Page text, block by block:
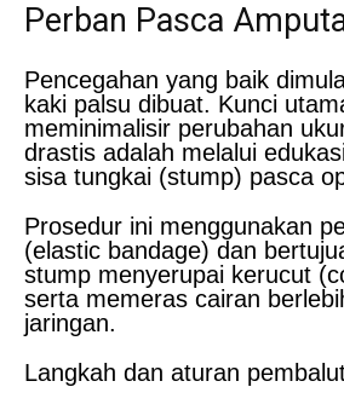
Perban Pasca
Pencegahan yang baik
kaki palsu dibuat. Kunci
meminimalisir perubahan
drastis adalah melalui
sisa tungkai (stump) pasca
Prosedur ini menggunakan
(elastic bandage) dan
stump menyerupai kerucut
serta memeras cairan
jaringan.
Langkah dan aturan